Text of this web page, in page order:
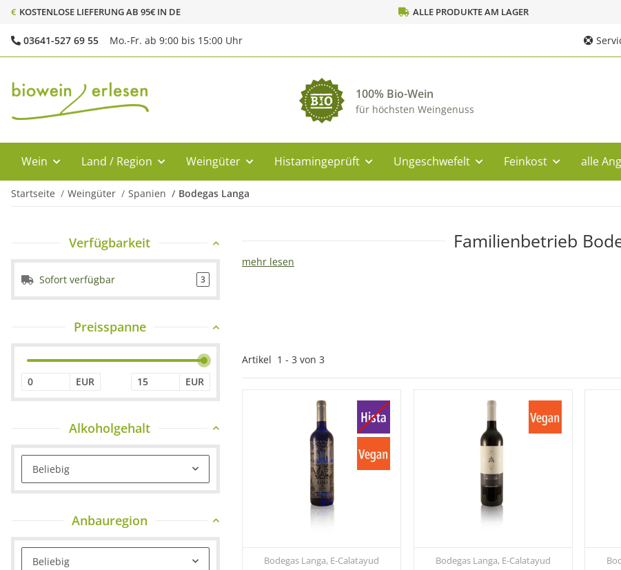
€ KOSTENLOSE LIEFERUNG AB 95€ IN DE ALLE PRODUKTE AM LAGER
03641-527 69 55 Mo.-Fr. ab 9:00 bis 15:00 Uhr
100% Bio-Wein
für höchsten Weingenuss
Wein Land / Region Weingüter Histamingeprüft Ungeschwefelt Feinkost alle
Startseite Weingüter Spanien Bodegas Langa
Familienbetrieb
mehr lesen
Artikel 1 - 3 von 3
Schnellkauf
Bodegas Langa, E-Calatayud Schnellkauf
Bodegas Langa, E-Calatayud
Verfügbarkeit
Sofort verfügbar 3
Preisspanne
EUR EUR
Alkoholgehalt
Beliebig
Anbauregion
Beliebig